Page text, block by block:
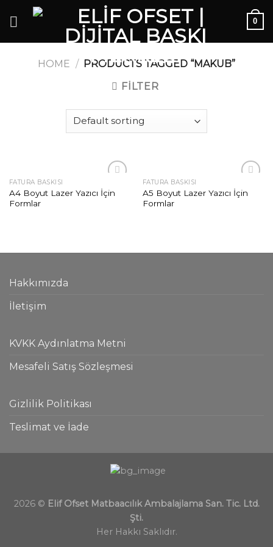
0
HOME / PRODUCTS TAGGED “MAKUB”
FILTER
Add to
wishlist
FATURA BASKISI
A4 Boyut Lazer Yazıcı İçin
Formlar
Add to
wishlist
FATURA BASKISI
A5 Boyut Lazer Yazıcı İçin
Formlar
Hakkımızda
İletişim
KVKK Aydınlatma Metni
Mesafeli Satış Sözleşmesi
Gizlilik Politikası
Teslimat ve İade
2026 © Elif Ofset Matbaacılık Ambalajlama San. Tic. Ltd.
Şti.
Her Hakkı Saklıdır.